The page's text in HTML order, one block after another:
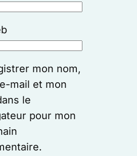
mon nom,
mail et mon
le
pour mon